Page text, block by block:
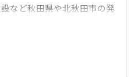
など秋田県や北秋田市の発
事を多数手掛けておりま
籍し、アスファルト防水か
ー工法まで幅広く対応。建
通じて地域貢献に努めてお